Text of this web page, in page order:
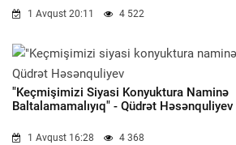
1 Avqust 20:11 4 522
"Keçmişimizi Siyasi Konyuktura Naminə
Baltalamamalıyıq" - Qüdrət Həsənquliyev
1 Avqust 16:28 4 368